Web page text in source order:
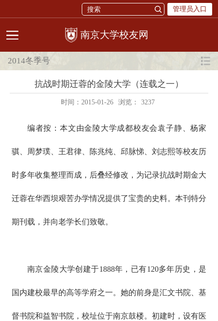
管理员入口
校友网
2014冬季号
抗战时期迁蓉的金陵大学（连载之一）
时间：2015-01-26 浏览： 3237
编者按：本文由金陵大学成都校友会袁子静、杨家
骐、周梦璞、王君律、陈兆纯、邱脉悌、刘志熙等校友历
时多年收集整理而成，后叠经修改，为记录抗战时期金大
迁蓉在华西坝艰苦办学情况提供了宝贵的史料。本刊特分
期刊载，并向老学长们致敬。
南京金陵大学创建于1888年，已有120多年历史，是
国内建校最早的高等学府之一。她的前身是汇文书院、基
督书院和益智书院，校址位于南京鼓楼。初建时，设有医